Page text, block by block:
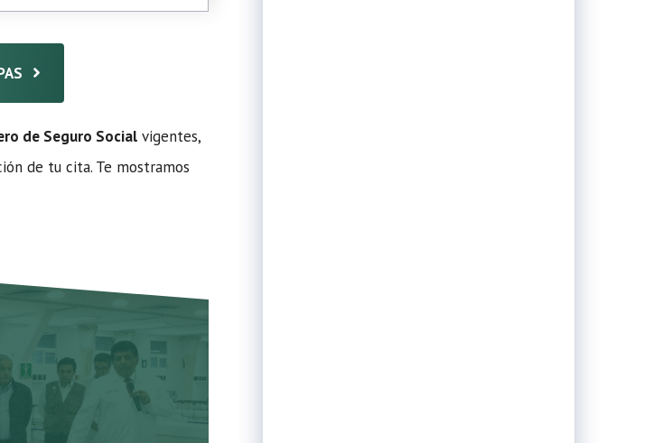
de Seguro Social vigentes,
de tu cita. Te mostramos